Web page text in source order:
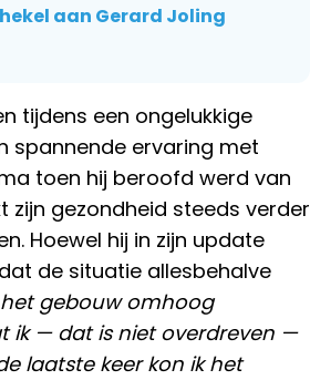
aan Gerard Joling
tijdens een ongelukkige
spannende ervaring met
toen hij beroofd werd van
zijn gezondheid steeds verder
Hoewel hij in zijn update
de situatie allesbehalve
het gebouw omhoog
ik — dat is niet overdreven —
laatste keer kon ik het